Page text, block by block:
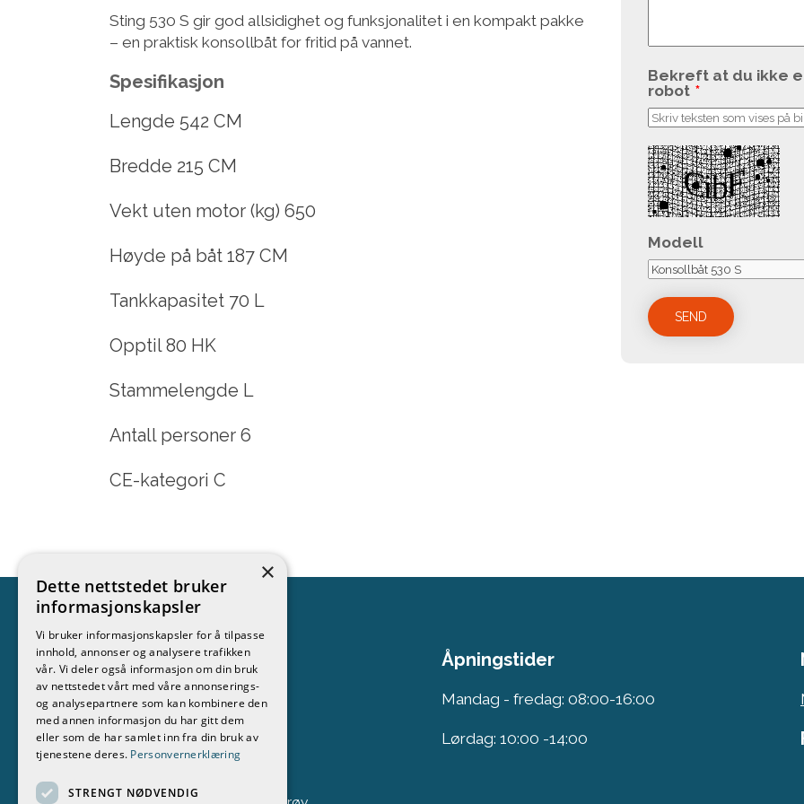
Sting 530 S gir god allsidighet og funksjonalitet i en kompakt pakke
– en praktisk konsollbåt for fritid på vannet.
Spesifikasjon
Lengde 542 CM
Bredde 215 CM
Vekt uten motor (kg) 650
Høyde på båt 187 CM
Tankkapasitet 70 L
Opptil 80 HK
Stammelengde L
Antall personer 6
CE-kategori C
Bekreft at du ikke
robot *
Modell
Kontakt
Stokken Båt & Motor AS
69 37 70 51
Åpningstider
Mandag - fredag: 08:00-16:00
Lørdag: 10:00 -14:00
×
Dette nettstedet bruker
informasjonskapsler
Vi bruker informasjonskapsler for å tilpasse
innhold, annonser og analysere trafikken
vår. Vi deler også informasjon om din bruk
av nettstedet vårt med våre annonserings-
og analysepartnere som kan kombinere den
med annen informasjon du har gitt dem
eller som de har samlet inn fra din bruk av
tjenestene deres. Personvernerklæring
STRENGT NØDVENDIG